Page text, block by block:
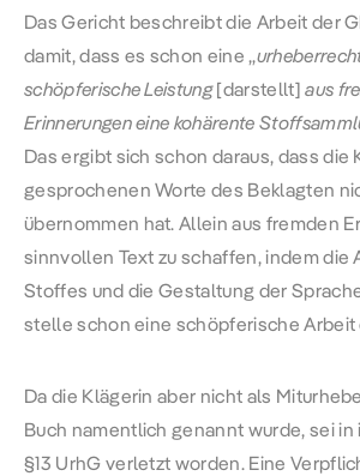
Das Gericht beschreibt die Arbeit der
damit, dass es schon eine „
schöpferische Leistung[darstellt] aus
Erinnerungen eine kohärente
Das ergibt sich schon daraus, dass die
gesprochenen Worte des Beklagten
übernommen hat. Allein aus fremden
sinnvollen Text zu schaffen, indem die
Stoffes und die Gestaltung der
stelle schon eine schöpferische Arbeit
Da die Klägerin aber nicht als
Buch namentlich genannt wurde, sei in
§13 UrhG verletzt worden. Eine